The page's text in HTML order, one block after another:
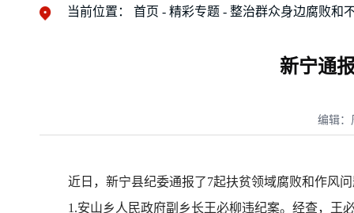
当前位置： 首页 精彩专题 整治群众身边腐败和
新宁通
编辑：
近日，新宁县纪委通报了7起扶贫领域腐败和作风
1.安山乡人民政府副乡长王必柳违纪案。经查，王